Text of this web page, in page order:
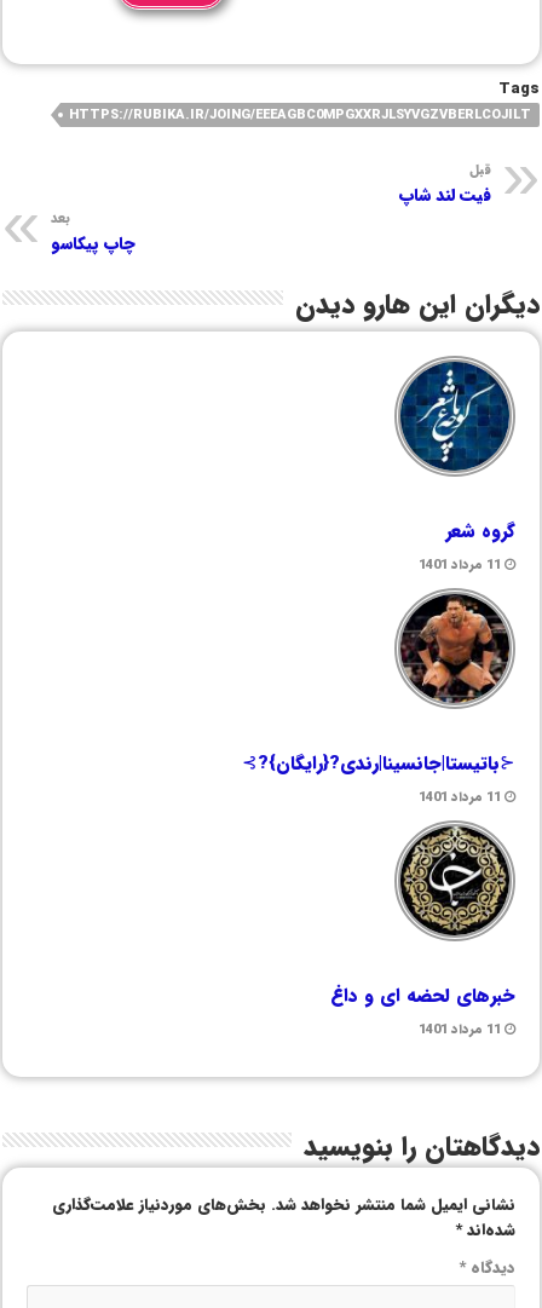
Tags
HTTPS://RUBIKA.IR/JOING/EEEAGBC0MPGXXRJLSYVGZVBERLCOJILT
قبل
فیت لند شاپ
بعد
چاپ پیکاسو
دیگران این هارو دیدن
گروه شعر
11 مرداد 1401
⊰باتیستا|جانسینا|رندی?{رایگان}?⊱
11 مرداد 1401
خبرهای لحضه ای و داغ
11 مرداد 1401
دیدگاهتان را بنویسید
نشانی ایمیل شما منتشر نخواهد شد. بخش‌های موردنیاز علامت‌گذاری
شده‌اند*
دیدگاه*